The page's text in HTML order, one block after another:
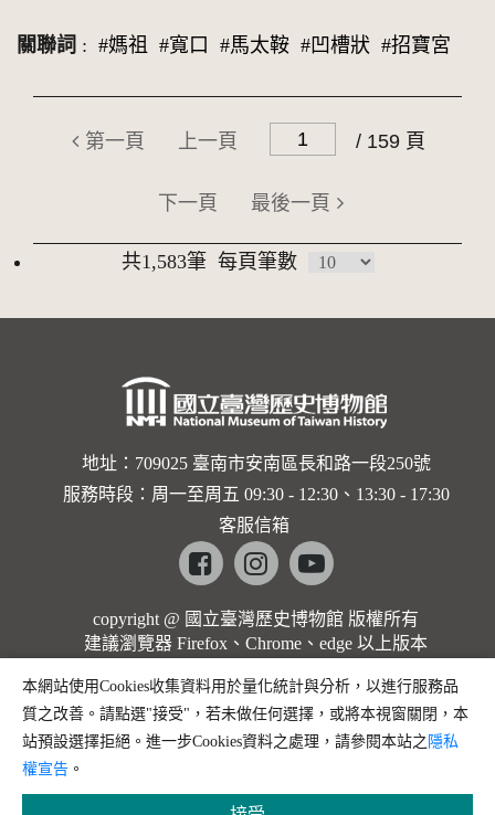
關聯詞 : #媽祖 #寬口 #馬太鞍 #凹槽狀 #招寶宮
第一頁 上一頁 / 159 頁
下一頁 最後一頁
共1,583筆 每頁筆數
地址：709025 臺南市安南區長和路一段250號
服務時段：周一至周五 09:30 - 12:30、13:30 - 17:30
客服信箱
Facebookinstagramyoutube
copyright @ 國立臺灣歷史博物館 版權所有
建議瀏覽器 Firefox、Chrome、edge 以上版本
本網站使用Cookies收集資料用於量化統計與分析，以進行服務品
質之改善。請點選"接受"，若未做任何選擇，或將本視窗關閉，本
站預設選擇拒絕。進一步Cookies資料之處理，請參閱本站之 隱私
權宣告 。